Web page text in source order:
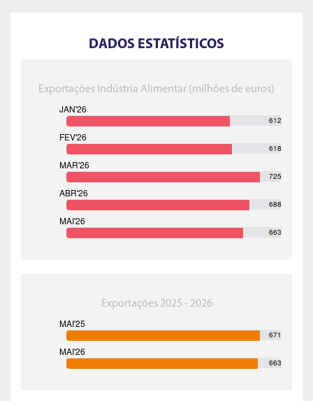
DADOS ESTATÍSTICOS
Exportações Indústria Alimentar (milhões de euros)
612
618
725
688
663
Exportações 2025 - 2026
671
663